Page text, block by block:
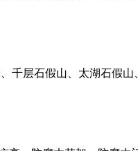
千层石假山、太湖石假山